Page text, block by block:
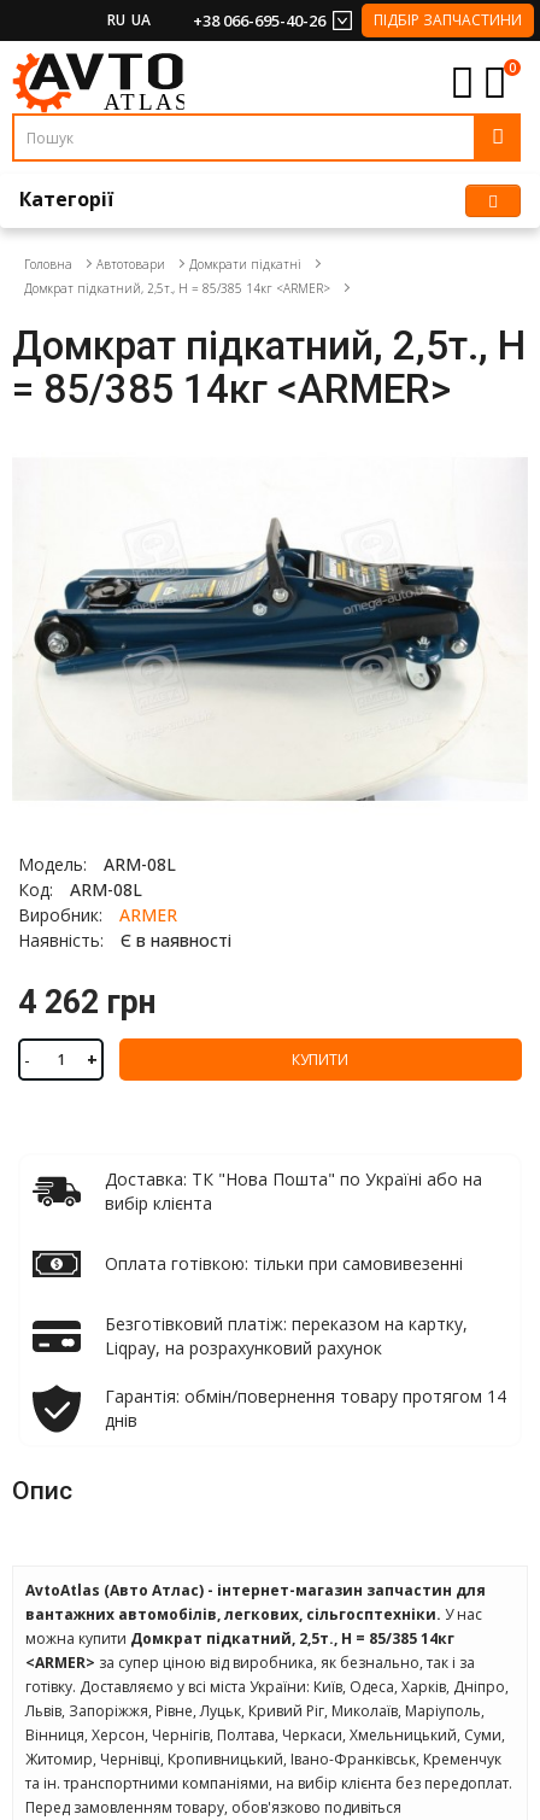
RU UA +38 066-695-40-26 ПІДБІР ЗАПЧАСТИНИ
0
Категорії
Головна Автотовари
Домкрати підкатні
Домкрат підкатний, 2,5т., Н = 85/385 14кг <ARMER>
Домкрат підкатний, 2,5т., Н
= 85/385 14кг <ARMER>
Модель:
ARM-08L
Код:
ARM-08L
Виробник:
ARMER
Наявність:
Є в наявності
4 262 грн
- + КУПИТИ
Доставка: ТК "Нова Пошта" по Україні або на
вибір клієнта
Оплата готівкою: тільки при самовивезенні
Безготівковий платіж: переказом на картку,
Liqpay, на розрахунковий рахунок
Гарантія: обмін/повернення товару протягом 14
днів
Опис
AvtoAtlas (Авто Атлас) - інтернет-магазин запчастин для
вантажних автомобілів, легкових, сільгосптехніки. У нас
можна купити Домкрат підкатний, 2,5т., Н = 85/385 14кг
<ARMER> за супер ціною від виробника, як безнально, так і за
готівку. Доставляємо у всі міста України: Київ, Одеса, Харків, Дніпро,
Львів, Запоріжжя, Рівне, Луцьк, Кривий Ріг, Миколаїв, Маріуполь,
Вінниця, Херсон, Чернігів, Полтава, Черкаси, Хмельницький, Суми,
Житомир, Чернівці, Кропивницький, Івано-Франківськ, Кременчук
та ін. транспортними компаніями, на вибір клієнта без передоплат.
Перед замовленням товару, обов'язково подивіться